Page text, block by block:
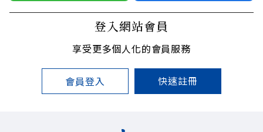
登入網站會員
享受更多個人化的會員服務
會員登入 快速註冊